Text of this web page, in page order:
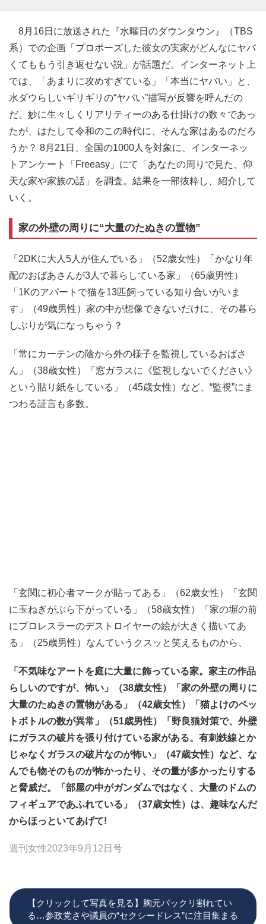
8月16日に放送された『水曜日のダウンタウン』（TBS
系）での企画「プロポーズした彼女の実家がどんなにヤバ
くてももう引き返せない説」が話題だ。インターネット上
では、「あまりに攻めすぎている」「本当にヤバい」と、
水ダウらしいギリギリの“ヤバい”描写が反響を呼んだの
だ。妙に生々しくリアリティーのある仕掛けの数々であっ
たが、はたして令和のこの時代に、そんな家はあるのだろ
うか？ 8月21日、全国の1000人を対象に、インターネッ
トアンケート「Freeasy」にて「あなたの周りで見た、仰
天な家や家族の話」を調査。結果を一部抜粋し、紹介して
いく。
家の外壁の周りに“大量のたぬきの置物”
「2DKに大人5人が住んでいる」（52歳女性）「かなり年
配のおばあさんが3人で暮らしている家」（65歳男性）
「1Kのアパートで猫を13匹飼っている知り合いがいま
す」（49歳男性）家の中が想像できないだけに、その暮ら
しぶりが気になっちゃう？
「常にカーテンの陰から外の様子を監視しているおばさ
ん」（38歳女性）「窓ガラスに《監視しないでください》
という貼り紙をしている」（45歳女性）など、“監視”にま
つわる証言も多数。
「玄関に初心者マークが貼ってある」（62歳女性）「玄関
に玉ねぎがぶら下がっている」（58歳女性）「家の塀の前
にプロレスラーのデストロイヤーの絵が大きく描いてあ
る」（25歳男性）なんていうクスッと笑えるものから、
「不気味なアートを庭に大量に飾っている家。家主の作品
らしいのですが、怖い」（38歳女性）「家の外壁の周りに
大量のたぬきの置物がある」（42歳女性）「猫よけのペッ
トボトルの数が異常」（51歳男性）「野良猫対策で、外壁
にガラスの破片を張り付けている家がある。有刺鉄線とか
じゃなくガラスの破片なのが怖い」（47歳女性）など、な
んでも物そのものが怖かったり、その量が多かったりする
と脅威だ。「部屋の中がガンダムではなく、大量のドムの
フィギュアであふれている」（37歳女性）は、趣味なんだ
からほっといてあげて!
週刊女性2023年9月12日号
【クリックして写真を見る】胸元パックリ割れてい
る…参政党さや議員の“セクシードレス”に注目集まる